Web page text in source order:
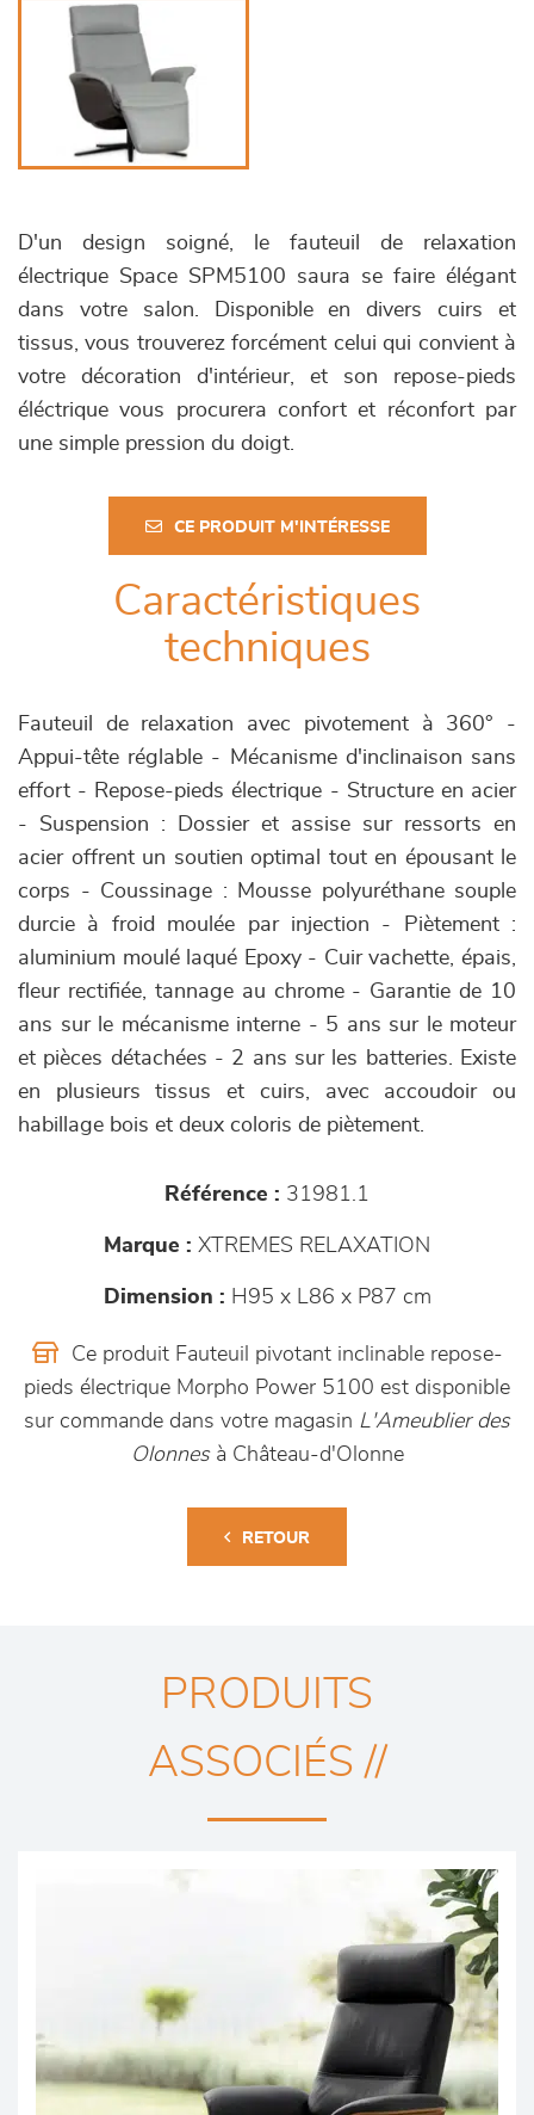
D'un design soigné, le fauteuil de relaxation
électrique Space SPM5100 saura se faire élégant
dans votre salon. Disponible en divers cuirs et
tissus, vous trouverez forcément celui qui convient à
votre décoration d'intérieur, et son repose-pieds
éléctrique vous procurera confort et réconfort par
une simple pression du doigt.
CE PRODUIT M'INTÉRESSE
Caractéristiques
techniques
Fauteuil de relaxation avec pivotement à 360° -
Appui-tête réglable - Mécanisme d'inclinaison sans
effort - Repose-pieds électrique - Structure en acier
- Suspension : Dossier et assise sur ressorts en
acier offrent un soutien optimal tout en épousant le
corps - Coussinage : Mousse polyuréthane souple
durcie à froid moulée par injection - Piètement :
aluminium moulé laqué Epoxy - Cuir vachette, épais,
fleur rectifiée, tannage au chrome - Garantie de 10
ans sur le mécanisme interne - 5 ans sur le moteur
et pièces détachées - 2 ans sur les batteries. Existe
en plusieurs tissus et cuirs, avec accoudoir ou
habillage bois et deux coloris de piètement.
Référence : 31981.1
Marque : XTREMES RELAXATION
Dimension : H95 x L86 x P87 cm
Ce produit Fauteuil pivotant inclinable repose-
pieds électrique Morpho Power 5100 est disponible
sur commande dans votre magasin L'Ameublier des
Olonnesà Château-d'Olonne
RETOUR
PRODUITS
ASSOCIÉS //